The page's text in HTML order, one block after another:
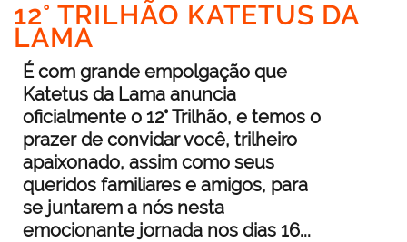
12° TRILHÃO KATETUS DA
LAMA
É com grande empolgação que
Katetus da Lama anuncia
oficialmente o 12° Trilhão, e temos o
prazer de convidar você, trilheiro
apaixonado, assim como seus
queridos familiares e amigos, para
se juntarem a nós nesta
emocionante jornada nos dias 16...